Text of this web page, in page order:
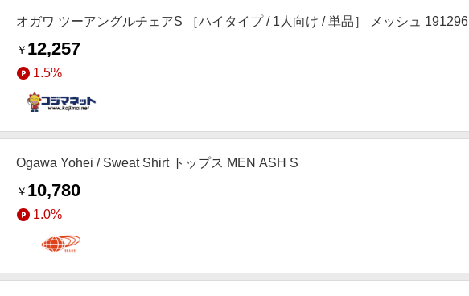
オガワ ツーアングルチェアS ［ハイタイプ / 1人向け / 単品］ メッシュ 191296
￥ 12,257
1.5%
Ogawa Yohei / Sweat Shirt トップス MEN ASH S
￥ 10,780
1.0%